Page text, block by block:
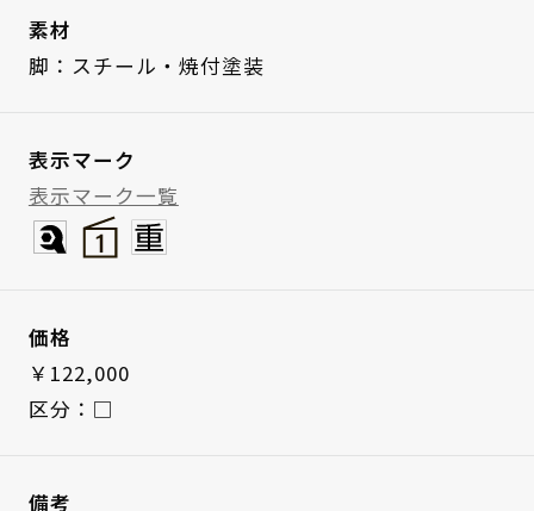
素材
脚：スチール・焼付塗装
表示マーク
表示マーク一覧
価格
￥122,000
区分：□
備考